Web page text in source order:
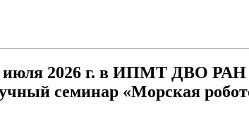
июля 2026 г. в ИПМТ ДВО РАН
семинар «Морская